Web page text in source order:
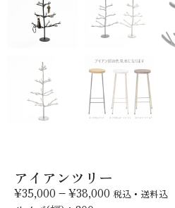
アイアンツリー
¥35,000 –¥38,000 税込・送料込